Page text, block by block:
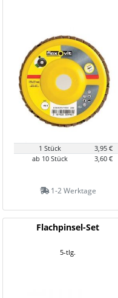
1 Stück
3,95 €
ab 10 Stück
3,60 €
1-2 Werktage
Flachpinsel-Set
5-tlg.